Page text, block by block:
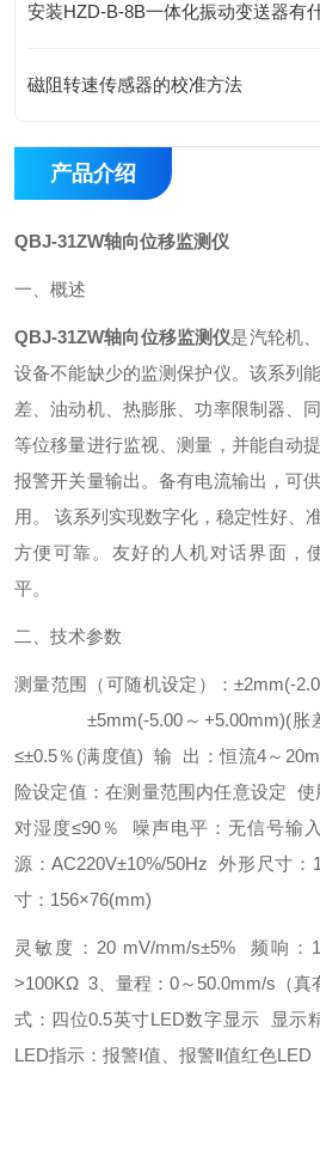
安装HZD-B-8B一体化振动变送器有
磁阻转速传感器的校准方法
产品介绍
QBJ-31ZW轴向位移监测仪
一、概述
QBJ-31ZW轴向位移监测仪是汽轮机
设备不能缺少的监测保护仪。该系列
差、油动机、热膨胀、功率限制器、
等位移量进行监视、测量，并能自动
报警开关量输出。备有电流输出，可
用。
该系列实现数字化，稳定性好、
方便可靠。友好的人机对话界面，
平。
二、技术参数
测量范围（可随机设定）：±2mm(-
±5mm(-5.00 ～ +5.00mm)(胀
≤±0.5％ (满度值) 输 出：恒流4～
险设定值：在测量范围内任意设定 使
对湿度≤90 ％ 噪声电平：无信号输
源：AC220V±10%/50Hz 外形尺寸：
寸： 156×76(mm)
灵敏度： 20 mV/mm/s±5% 频响：
>100KΩ 3 、量程：0～ 50.0mm/s （真
式：四位0.5英寸LED数字显示 显示
LED指示：报警Ⅰ值、报警Ⅱ值红色LED